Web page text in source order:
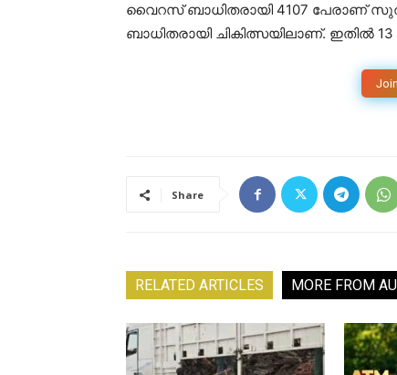
വൈറസ് ബാധിതരായി 4107 പേരാണ്
ബാധിതരായി ചികിത്സയിലാണ്.
Share
RELATED ARTICLES MORE FROM